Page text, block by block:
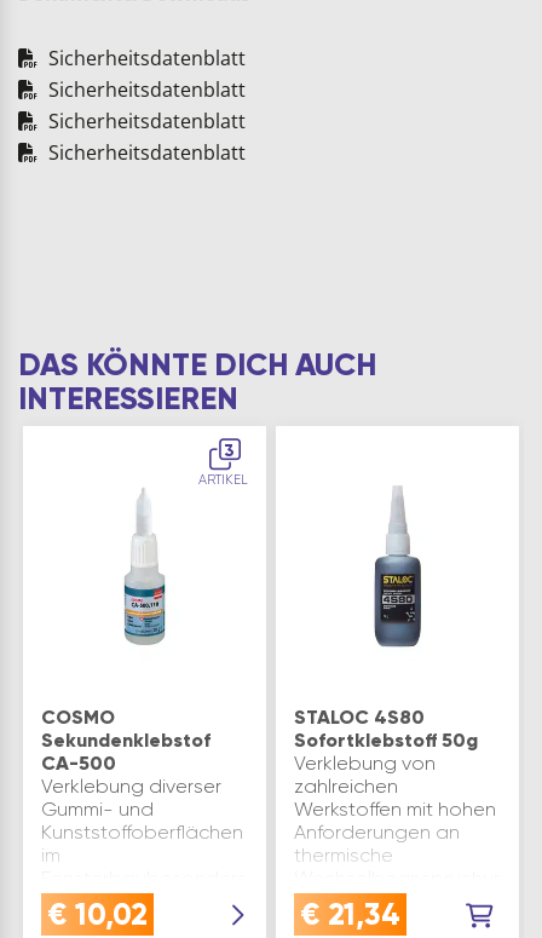
Sicherheitsdatenblatt
Sicherheitsdatenblatt
Sicherheitsdatenblatt
Sicherheitsdatenblatt
DAS KÖNNTE DICH AUCH
INTERESSIEREN
3
ARTIKEL
COSMO
Sekundenklebstof
CA-500
Verklebung diverser
Gummi- und
Kunststoffoberflächen
im
kurze Fixierzeiten | sehr
hohe Festigkeit | harte
€ 10,02
STALOC 4S80
Sofortklebstoff 50g
Verklebung von
zahlreichen
Werkstoffen mit hohen
Anforderungen an
thermische
Klebstoff verklebt
Holz, Metall, Kunststoff,
€ 21,34